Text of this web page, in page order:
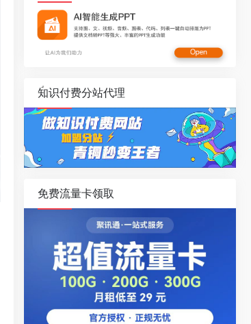
知识付费分站代理
免费流量卡领取